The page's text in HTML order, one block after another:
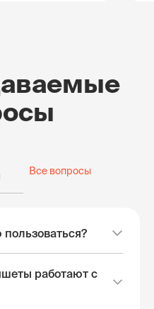
Все вопросы
пользоваться?
работают с